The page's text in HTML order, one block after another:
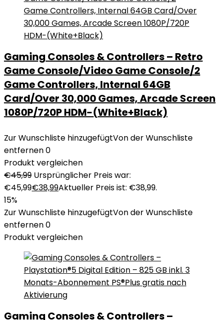
Gaming Consoles & Controllers – Retro
Game Console/Video Game Console/2
Game Controllers, Internal 64GB
Card/Over 30,000 Games, Arcade Screen
1080P/720P HDM-(White+Black)
Zur Wunschliste hinzugefügtVon der Wunschliste
entfernen0
Produkt vergleichen
€45,99 Ursprünglicher Preis war:
€45,99€38,99Aktueller Preis ist: €38,99.
15%
Zur Wunschliste hinzugefügtVon der Wunschliste
entfernen0
Produkt vergleichen
Gaming Consoles & Controllers –